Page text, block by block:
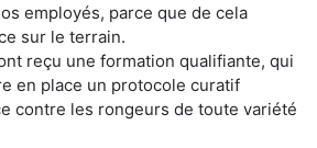
employés, parce que de cela
sur le terrain.
reçu une formation qualifiante, qui
en place un protocole curatif
contre les rongeurs de toute variété